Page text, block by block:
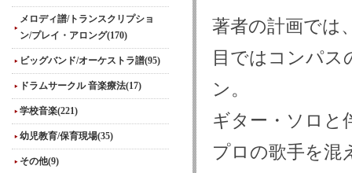
メロディ譜/トランスクリプショ
ン/プレイ・アロング(170)
ビッグバンド/オーケストラ譜(95)
ドラムサークル 音楽療法(17)
学校音楽(221)
幼児教育/保育現場(35)
その他(9)
著者の計画では
目ではコンパス
ン。
ギター・ソロと
プロの歌手を混